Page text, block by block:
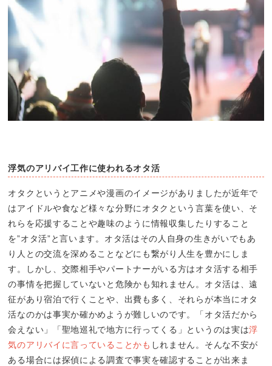
浮気のアリバイ工作に使われるオタ活
オタクというとアニメや漫画のイメージがありましたが近年で
はアイドルや食など様々な分野にオタクという言葉を使い、そ
れらを応援することや趣味のように情報収集したりすること
を”オタ活”と言います。オタ活はその人自身の生きがいでもあ
り人との交流を深めることなどにも繋がり人生を豊かにしま
す。しかし、交際相手やパートナーがいる方はオタ活する相手
の事情を把握していないと危険かも知れません。オタ活は、遠
征があり宿泊で行くことや、出費も多く、それらが本当にオタ
活なのかは事実か確かめようが難しいのです。「オタ活だから
会えない」「聖地巡礼で地方に行ってくる」というのは実は浮
気のアリバイに言っていることかも しれません。そんな不安が
ある場合には探偵による調査で事実を確認することが出来ま